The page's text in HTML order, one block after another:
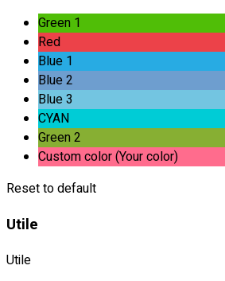
Green 1
Red
Blue 1
Blue 2
Blue 3
CYAN
Green 2
Custom color (Your color)
Reset to default
Utile
Utile